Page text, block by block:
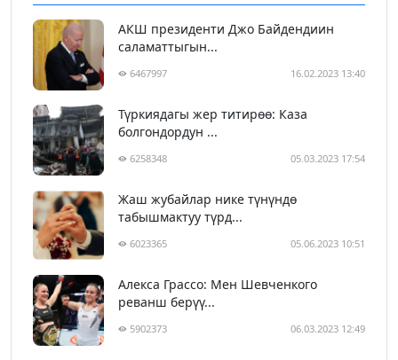
АКШ президенти Джо Байдендиин
саламаттыгын...
6467997 16.02.2023 13:40
Түркиядагы жер титирөө: Каза
болгондордун ...
6258348 05.03.2023 17:54
Жаш жубайлар нике түнүндө
табышмактуу түрд...
6023365 05.06.2023 10:51
Алекса Грассо: Мен Шевченкого
реванш берүү...
5902373 06.03.2023 12:49